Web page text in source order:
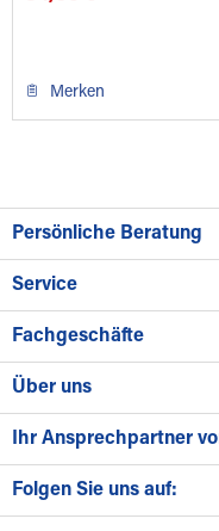
Merken
Persönliche Beratung
Service
Fachgeschäfte
Über uns
Ihr Ansprechpartner
Folgen Sie uns auf: